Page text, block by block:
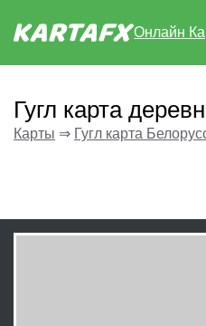
Онлайн
Гугл карта
Карты ⇒ Гугл карта